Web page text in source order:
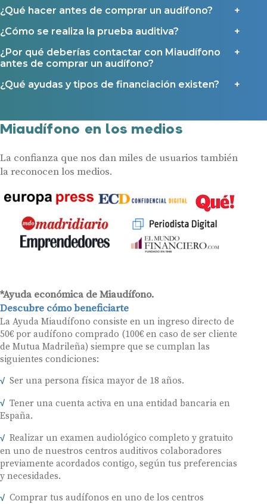
¿Qué hacer antes de comprar un audífono?
¿Cómo se realiza la prueba auditiva?
¿Por qué deberías contactar con Miaudífono
antes de comprar un audífono?
¿Qué ayudas y tipos de financiación existen?
Miaudífono en los medios
La confianza que nos dan miles de usuarios también
la reconocen los medios.
*Ayuda económica de Miaudífono.
Descubre cómo beneficiarte
La Ayuda Miaudífono consiste en un ingreso directo de
50€ por audífono comprado (100€ en caso de ser cliente
de Mutua Madrileña) siempre que se cumplan las
siguientes condiciones:
Ser una persona física mayor de 18 años.
Tener una cuenta activa en una entidad bancaria en
España.
Realizar un examen audiológico completo y gratuito
en uno de nuestros centros auditivos colaboradores
previamente acordados contigo, según tus preferencias
y necesidades.
Comprar tus audífonos en uno de los centros